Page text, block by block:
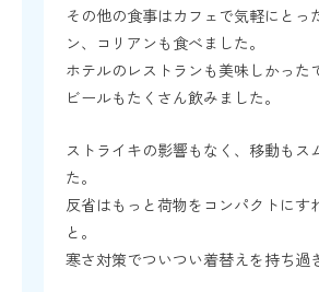
その他の食事はカフェで気軽にとっ
ン、コリアンも食べました。
ホテルのレストランも美味しかった
ビールもたくさん飲みました。
ストライキの影響もなく、移動もス
た。
反省はもっと荷物をコンパクトにす
と。
寒さ対策でついつい着替えを持ち過